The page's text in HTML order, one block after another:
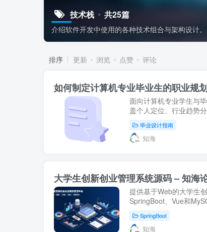
技术栈 共25篇
介绍软件开发中使用的各种技术组合与架构设计。
排序 更新 浏览 点赞 评论
如何制定计算机专业毕业生的职业规
面向计算机专业学生与
盖个人定位、行业趋势
毕业设计指南
知海
大学生创新创业管理系统源码 – 知海
提供基于Web的大学生
SpringBoot、Vue和
用，助力学生创新实践。
SpringBoot
知海